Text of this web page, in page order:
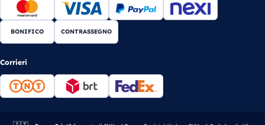
BONIFICO CONTRASSEGNO
Corrieri